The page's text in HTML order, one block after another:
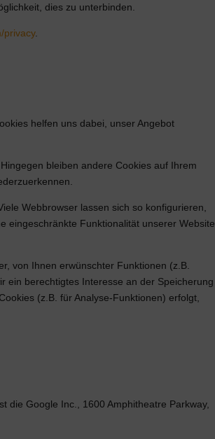
dies zu unterbinden.
privacy.
helfen uns dabei, unser Angebot
bleiben andere Cookies auf Ihrem
Webbrowser lassen sich so konfigurieren,
eingeschränkte Funktionalität unserer Website
von Ihnen erwünschter Funktionen (z.B.
ein berechtigtes Interesse an der Speicherung
(z.B. für Analyse-Funktionen) erfolgt,
die Google Inc., 1600 Amphitheatre Parkway,